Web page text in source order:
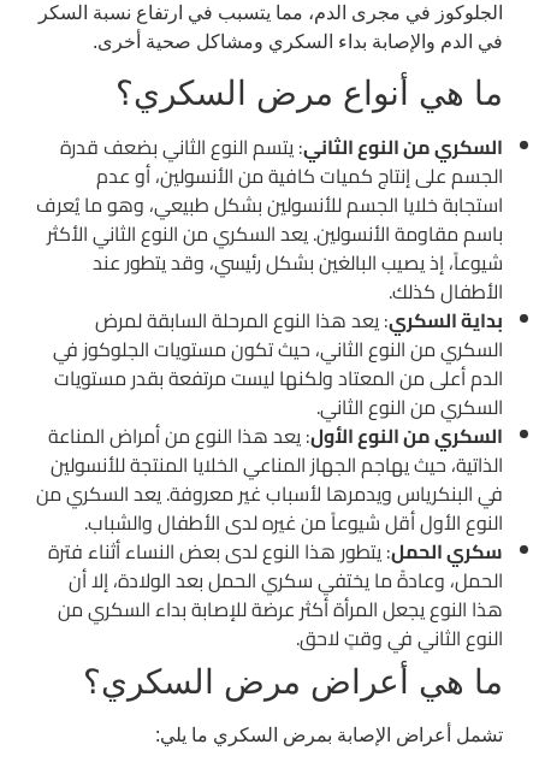
الجلوكوز في مجرى الدم، مما يتسبب في ارتفاع نسبة السكر
في الدم والإصابة بداء السكري ومشاكل صحية أخرى.
ما هي أنواع مرض السكري؟
السكري من النوع الثاني: يتسم النوع الثاني بضعف قدرة
الجسم على إنتاج كميات كافية من الأنسولين، أو عدم
استجابة خلايا الجسم للأنسولين بشكل طبيعي، وهو ما يُعرف
باسم مقاومة الأنسولين. يعد السكري من النوع الثاني الأكثر
شيوعاً، إذ يصيب البالغين بشكل رئيسي، وقد يتطور عند
الأطفال كذلك.
بداية السكري: يعد هذا النوع المرحلة السابقة لمرض
السكري من النوع الثاني، حيث تكون مستويات الجلوكوز في
الدم أعلى من المعتاد ولكنها ليست مرتفعة بقدر مستويات
السكري من النوع الثاني.
السكري من النوع الأول: يعد هذا النوع من أمراض المناعة
الذاتية، حيث يهاجم الجهاز المناعي الخلايا المنتجة للأنسولين
في البنكرياس ويدمرها لأسباب غير معروفة. يعد السكري من
النوع الأول أقل شيوعاً من غيره لدى الأطفال والشباب.
سكري الحمل: يتطور هذا النوع لدى بعض النساء أثناء فترة
الحمل، وعادةً ما يختفي سكري الحمل بعد الولادة، إلا أن
هذا النوع يجعل المرأة أكثر عرضة للإصابة بداء السكري من
النوع الثاني في وقتٍ لاحق.
ما هي أعراض مرض السكري؟
تشمل أعراض الإصابة بمرض السكري ما يلي: